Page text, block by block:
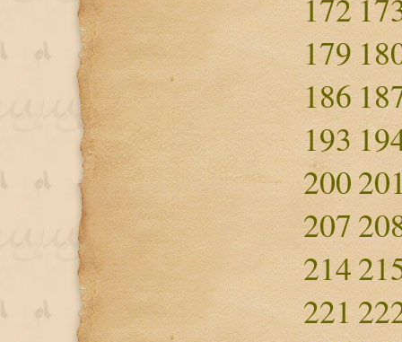
172
179
186
193
200
207
214
221